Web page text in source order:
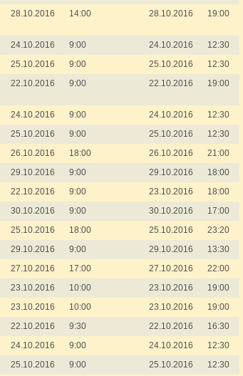
28.10.2016 14:00 28.10.2016 19:00
24.10.2016 9:00 24.10.2016
12:30
25.10.2016 9:00 25.10.2016
12:30
22.10.2016 9:00 22.10.2016 19:00
24.10.2016 9:00 24.10.2016
12:30
25.10.2016 9:00 25.10.2016
12:30
26.10.2016 18:00 26.10.2016
21:00
29.10.2016 9:00 29.10.2016
18:00
22.10.2016 9:00 23.10.2016
18:00
30.10.2016 9:00 30.10.2016
17:00
25.10.2016 18:00 25.10.2016
23:20
29.10.2016 9:00 29.10.2016
13:30
27.10.2016 17:00 27.10.2016
22:00
23.10.2016 10:00 23.10.2016
19:00
23.10.2016 10:00 23.10.2016
19:00
22.10.2016 9:30 22.10.2016
16:30
24.10.2016 9:00 24.10.2016
12:30
25.10.2016 9:00 25.10.2016
12:30